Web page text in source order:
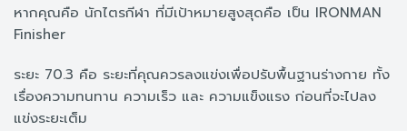
หากคุณคือ นักไตรกีฬา ที่มีเป้าหมายสูงสุดคือ เป็น IRONMAN
Finisher
ระยะ 70.3 คือ ระยะที่คุณควรลงแข่งเพื่อปรับพื้นฐานร่างกาย ทั้ง
เรื่องความทนทาน ความเร็ว และ ความแข็งแรง ก่อนที่จะไปลง
แข่งระยะเต็ม